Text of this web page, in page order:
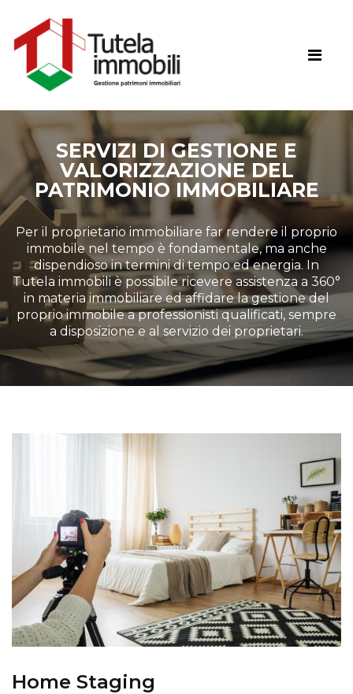
SERVIZI DI GESTIONE E
VALORIZZAZIONE DEL
PATRIMONIO IMMOBILIARE
Per il proprietario immobiliare far rendere il proprio
immobile nel tempo è fondamentale, ma anche
dispendioso in termini di tempo ed energia. In
Tutela immobili è possibile ricevere assistenza a 360°
in materia immobiliare ed affidare la gestione del
proprio immobile a professionisti qualificati, sempre
a disposizione e al servizio dei proprietari.
Home Staging